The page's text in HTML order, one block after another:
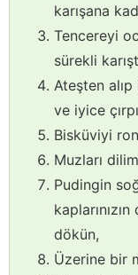
karışana
Tencereyi
sürekli
Ateşten
ve iyice
Bisküviyi
Muzları
Pudingin
dökün,
Üzerine bir